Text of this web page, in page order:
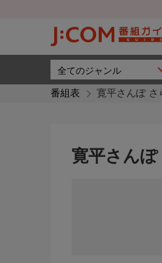
番組表 寛平さんぽ さ
寛平さん